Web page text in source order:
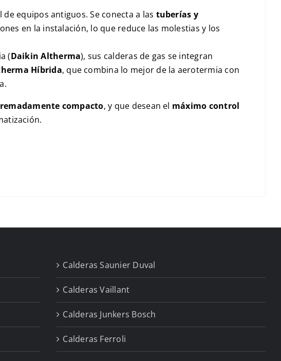
equipos antiguos. Se conecta a las tuberías y
en la instalación, lo que reduce las molestias y los
(Daikin Altherma), sus calderas de gas se integran
Híbrida, que combina lo mejor de la aerotermia con
compacto, y que desean el máximo control
Calderas Saunier Duval
Calderas Vaillant
Calderas Junkers Bosch
Calderas Ferroli